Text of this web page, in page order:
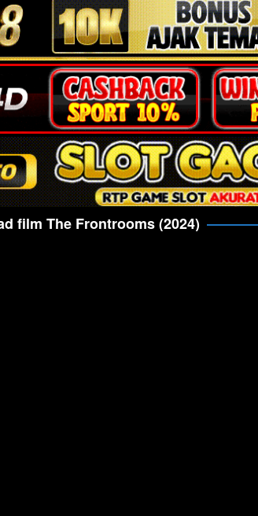
film The Frontrooms (2024)